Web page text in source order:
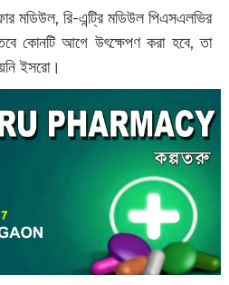
মডিউল, রি-এন্ট্রি মডিউল পিএসএলভির
কোনটি আগে উৎক্ষেপণ করা হবে, তা
ইসরো।